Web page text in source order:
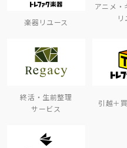
楽器リユース
アニメ・
リ
終活・生前整理
サービス
引越＋